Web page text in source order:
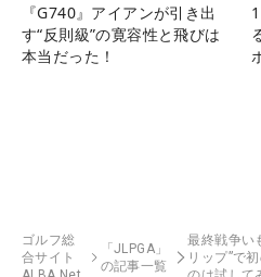
『G740』アイアンが引き出
す“反則級”の寛容性と飛びは
本当だった！
ゴルフ総
合サイト
「JLPGA」
の記事一覧
最終戦争い
リップ”で